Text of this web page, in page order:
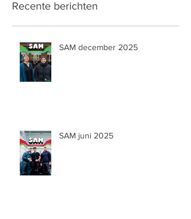
Recente berichten
SAM december 2025
SAM juni 2025